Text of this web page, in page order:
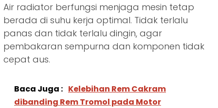
Air radiator berfungsi menjaga mesin tetap
berada di suhu kerja optimal. Tidak terlalu
panas dan tidak terlalu dingin, agar
pembakaran sempurna dan komponen tidak
cepat aus.
Baca Juga : Kelebihan Rem Cakram
dibanding Rem Tromol pada Motor